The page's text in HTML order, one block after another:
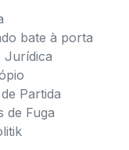
bate à porta
Jurídica
Partida
de Fuga